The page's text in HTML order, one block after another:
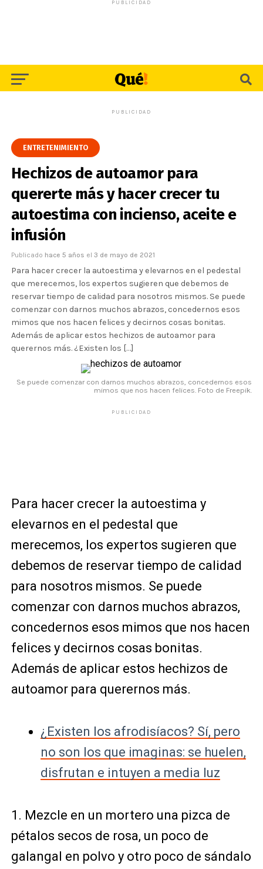
PUBLICIDAD
PUBLICIDAD
ENTRETENIMIENTO
Hechizos de autoamor para
quererte más y hacer crecer tu
autoestima con incienso, aceite e
infusión
Publicado hace 5 años el 3 de mayo de 2021
Para hacer crecer la autoestima y elevarnos en el pedestal
que merecemos, los expertos sugieren que debemos de
reservar tiempo de calidad para nosotros mismos. Se puede
comenzar con darnos muchos abrazos, concedernos esos
mimos que nos hacen felices y decirnos cosas bonitas.
Además de aplicar estos hechizos de autoamor para
querernos más. ¿Existen los […]
Se puede comenzar con darnos muchos abrazos, concedernos esos
mimos que nos hacen felices. Foto de Freepik.
PUBLICIDAD
Para hacer crecer la autoestima y
elevarnos en el pedestal que
merecemos, los expertos sugieren que
debemos de reservar tiempo de calidad
para nosotros mismos. Se puede
comenzar con darnos muchos abrazos,
concedernos esos mimos que nos hacen
felices y decirnos cosas bonitas.
Además de aplicar estos hechizos de
autoamor para querernos más.
¿Existen los afrodisíacos? Sí, pero
no son los que imaginas: se huelen,
disfrutan e intuyen a media luz
1. Mezcle en un mortero una pizca de
pétalos secos de rosa, un poco de
galangal en polvo y otro poco de sándalo